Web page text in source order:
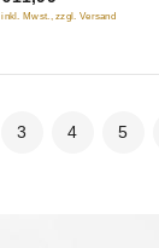
(NTSC)
inkl. Mwst., zzgl. Versand
3 4 5